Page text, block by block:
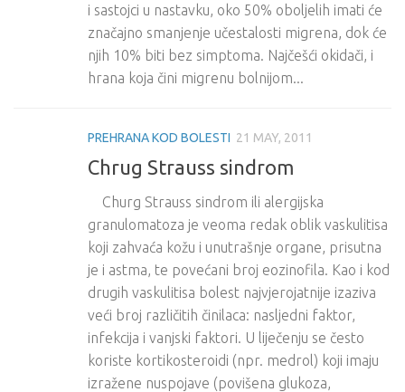
i sastojci u nastavku, oko 50% oboljelih imati će
značajno smanjenje učestalosti migrena, dok će
njih 10% biti bez simptoma. Najčešći okidači, i
hrana koja čini migrenu bolnijom...
PREHRANA KOD BOLESTI 21 MAY, 2011
Chrug Strauss sindrom
Churg Strauss sindrom ili alergijska
granulomatoza je veoma redak oblik vaskulitisa
koji zahvaća kožu i unutrašnje organe, prisutna
je i astma, te povećani broj eozinofila. Kao i kod
drugih vaskulitisa bolest najvjerojatnije izaziva
veći broj različitih činilaca: nasljedni faktor,
infekcija i vanjski faktori. U liječenju se često
koriste kortikosteroidi (npr. medrol) koji imaju
izražene nuspojave (povišena glukoza,